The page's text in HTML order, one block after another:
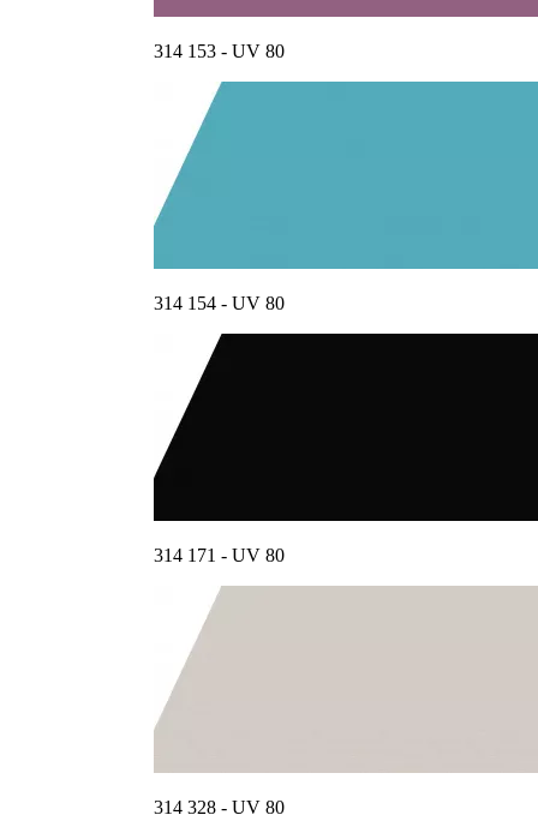
314 153 - UV 80
314 154 - UV 80
314 171 - UV 80
314 328 - UV 80